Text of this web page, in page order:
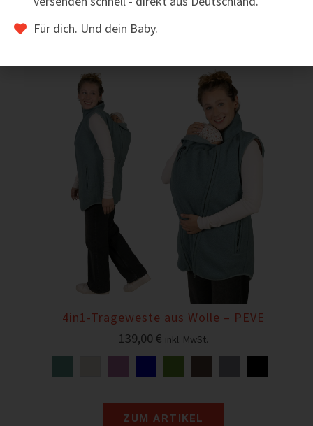
Das könnte dir auch gefallen
4in1-Trageweste aus Wolle – PEVE
139,00 € inkl. MwSt.
ZUM ARTIKEL
Für dich. Und dein Baby.